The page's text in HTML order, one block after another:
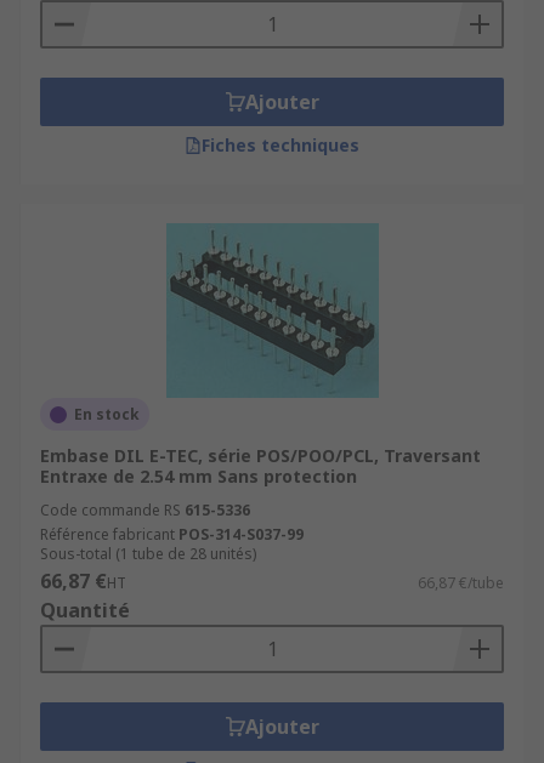
Ajouter
Fiches techniques
En stock
Embase DIL E-TEC, série POS/POO/PCL, Traversant
Entraxe de 2.54 mm Sans protection
Code commande RS 615-5336
Référence fabricant POS-314-S037-99
Sous-total (1 tube de 28 unités)
66,87 €HT 66,87 €/tube
Quantité
Ajouter